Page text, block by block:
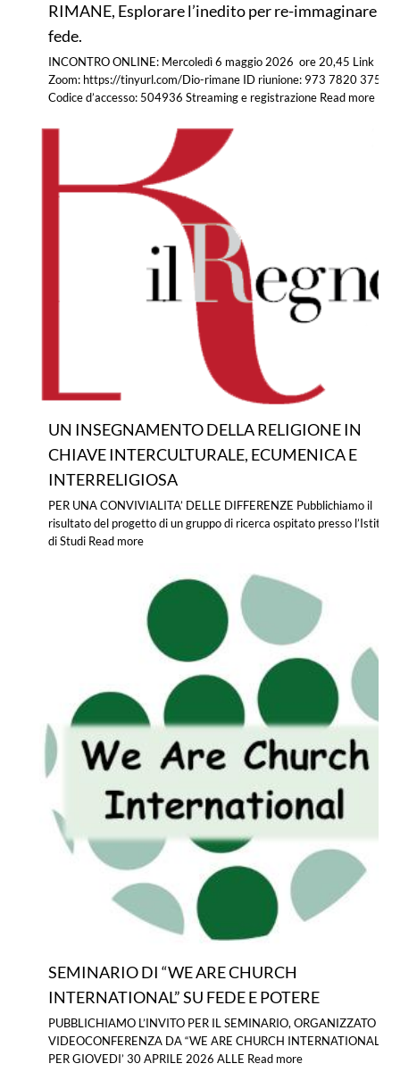
RIMANE, Esplorare l’inedito per re-immaginare la
fede.
INCONTRO ONLINE: Mercoledì 6 maggio 2026 ore 20,45 Link
Zoom: https://tinyurl.com/Dio-rimane ID riunione: 973 7820 3751
Codice d’accesso: 504936 Streaming e registrazione Read more
UN INSEGNAMENTO DELLA RELIGIONE IN
CHIAVE INTERCULTURALE, ECUMENICA E
INTERRELIGIOSA
PER UNA CONVIVIALITA’ DELLE DIFFERENZE Pubblichiamo il
risultato del progetto di un gruppo di ricerca ospitato presso l’Istituto
di Studi Read more
SEMINARIO DI “WE ARE CHURCH
INTERNATIONAL” SU FEDE E POTERE
PUBBLICHIAMO L’INVITO PER IL SEMINARIO, ORGANIZZATO IN
VIDEOCONFERENZA DA “WE ARE CHURCH INTERNATIONAL” ,
PER GIOVEDI’ 30 APRILE 2026 ALLE Read more